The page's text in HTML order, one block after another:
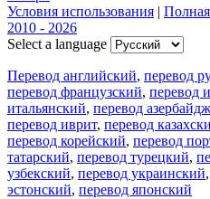
Условия использования |
2010 - 2026
Select a language
Перевод английский, перевод
перевод французский, перевод
итальянский, перевод
перевод иврит, перевод
перевод корейский, перевод
татарский, перевод турецкий,
узбекский, перевод украинский,
эстонский, перевод японский